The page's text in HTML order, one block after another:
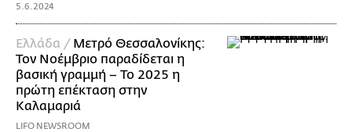
5.6.2024
Ελλάδα / Μετρό Θεσσαλονίκης:
Τον Νοέμβριο παραδίδεται η
βασική γραμμή – Το 2025 η
πρώτη επέκταση στην
Καλαμαριά
LIFO NEWSROOM